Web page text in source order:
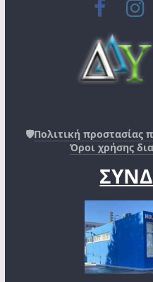
🛡️Πολιτική
Όροι χρήσης